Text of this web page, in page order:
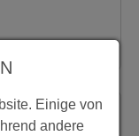
Einige von
andere